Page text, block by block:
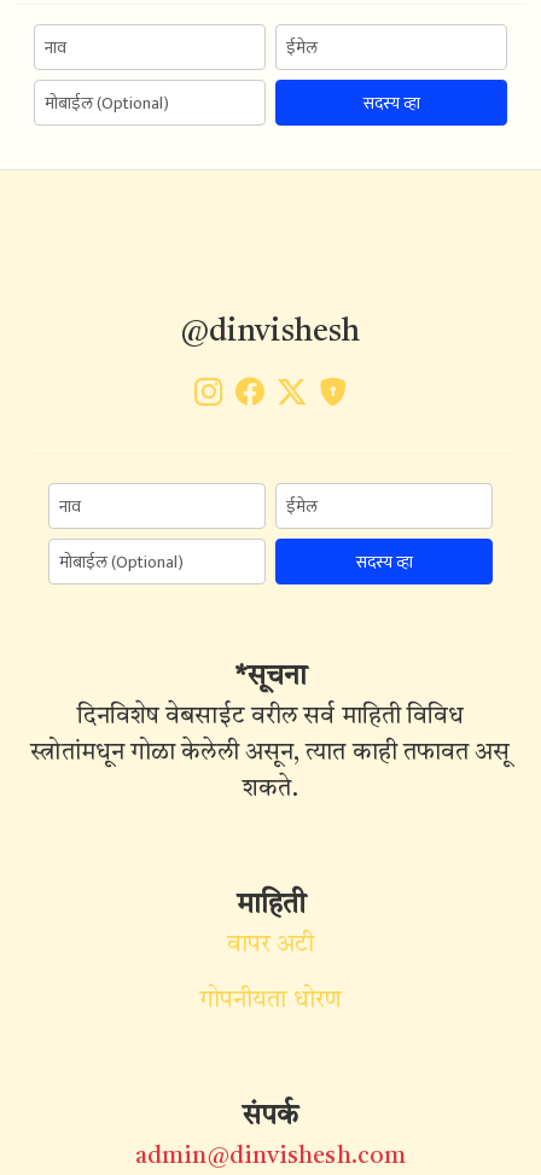
सदस्य व्हा
@dinvishesh
सदस्य व्हा
*सूचना
दिनविशेष वेबसाईट वरील सर्व माहिती विविध
स्त्रोतांमधून गोळा केलेली असून, त्यात काही तफावत असू
शकते.
माहिती
वापर अटी
गोपनीयता धोरण
संपर्क
admin@dinvishesh.com